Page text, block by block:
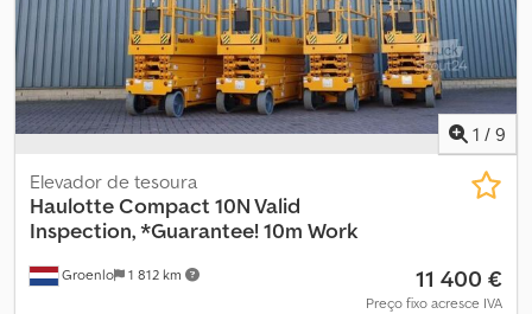
1 / 9
Groenlo 1 812 km
Elevador de tesoura
HaulotteCompact 10N Valid
Inspection, *Guarantee! 10m Work
11 400 €
Preço fixo acresce IVA